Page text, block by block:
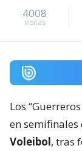
4008
visitas
Los
en semifinales
Voleibol, tras